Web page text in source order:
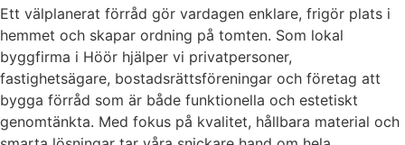
Ett välplanerat förråd gör vardagen enklare, frigör plats i
hemmet och skapar ordning på tomten. Som lokal
byggfirma i Höör hjälper vi privatpersoner,
fastighetsägare, bostadsrättsföreningar och företag att
bygga förråd som är både funktionella och estetiskt
genomtänkta. Med fokus på kvalitet, hållbara material och